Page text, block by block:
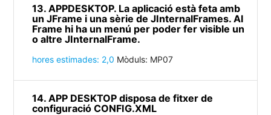
13. APPDESKTOP. La aplicació està feta amb
un JFrame i una sèrie de JInternalFrames. Al
Frame hi ha un menú per poder fer visible un
o altre JInternalFrame.
hores estimades: 2,0 Mòduls: MP07
14. APP DESKTOP disposa de fitxer de
configuració CONFIG.XML